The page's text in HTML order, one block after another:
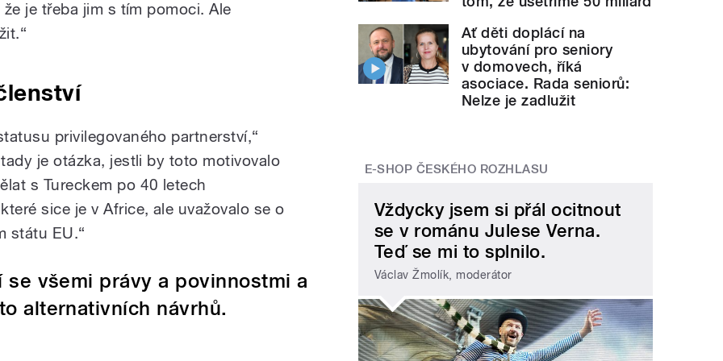
je třeba jim s tím pomoci. Ale
privilegovaného partnerství,“
je otázka, jestli by toto motivovalo
s Tureckem po 40 letech
sice je v Africe, ale uvažovalo se o
státu EU.“
všemi právy a povinnostmi a
alternativních návrhů.
Ať děti doplácí na
ubytování pro seniory
v domovech, říká
asociace. Rada seniorů:
Nelze je zadlužit
E-SHOP ČESKÉHO ROZHLASU
Vždycky jsem si přál ocitnout
se v románu Julese Verna.
Teď se mi to splnilo.
Václav Žmolík, moderátor